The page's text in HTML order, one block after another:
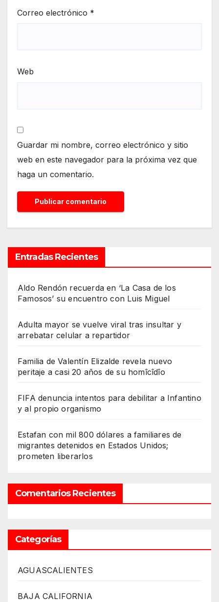
Correo electrónico *
Web
Guardar mi nombre, correo electrónico y sitio
web en este navegador para la próxima vez que
haga un comentario.
Entradas Recientes
Aldo Rendón recuerda en ‘La Casa de los
Famosos’ su encuentro con Luis Miguel
Adulta mayor se vuelve viral tras insultar y
arrebatar celular a repartidor
Familia de Valentín Elizalde revela nuevo
peritaje a casi 20 años de su homîcîdîo
FIFA denuncia intentos para debilitar a Infantino
y al propio organismo
Estafan con mil 800 dólares a familiares de
migrantes detenidos en Estados Unidos;
prometen liberarlos
Comentarios Recientes
Categorías
AGUASCALIENTES
BAJA CALIFORNIA